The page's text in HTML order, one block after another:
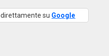
direttamente su Google